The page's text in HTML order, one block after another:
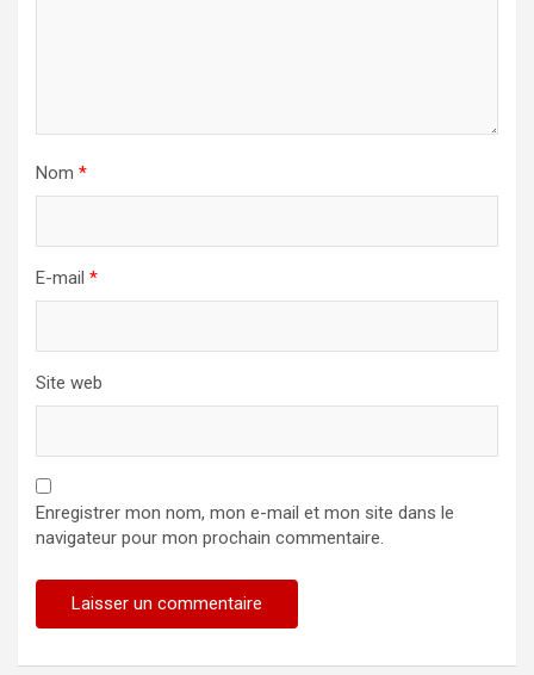
Nom *
E-mail *
Site web
Enregistrer mon nom, mon e-mail et mon site dans le
navigateur pour mon prochain commentaire.